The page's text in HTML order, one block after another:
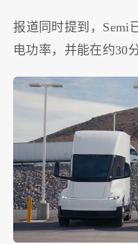
报道同时提到，Semi
电功率，并能在约30